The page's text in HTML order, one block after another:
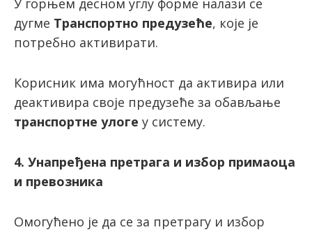
дугме Транспортно предузеће, које је
потребно активирати.
Корисник има могућност да активира или
деактивира своје предузеће за обављање
транспортне улоге у систему.
4. Унапређена претрага и избор примаоца
и превозника
Омогућено је да се за претрагу и избор